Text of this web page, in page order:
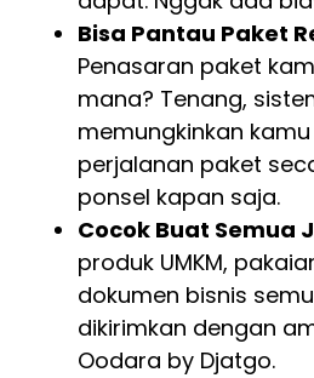
Bisa Pantau Paket
Penasaran paket
mana? Tenang,
memungkinkan
perjalanan paket
ponsel kapan saja.
Cocok Buat Semua
produk UMKM,
dokumen bisnis
dikirimkan dengan
Oodara by Djatgo.